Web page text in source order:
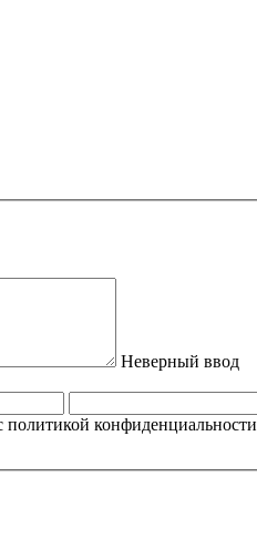
Неверный ввод
политикой конфиденциальности